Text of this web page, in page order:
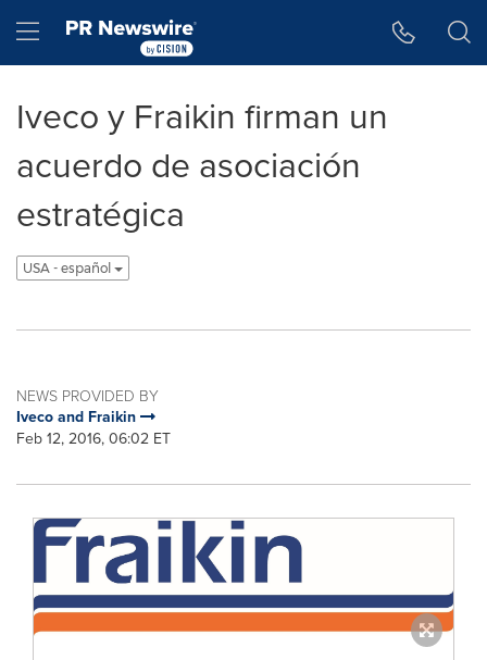
Hamburger menu
Iveco y Fraikin firman un
acuerdo de asociación
estratégica
USA - español
NEWS PROVIDED BY
Iveco and Fraikin
Feb 12, 2016, 06:02 ET